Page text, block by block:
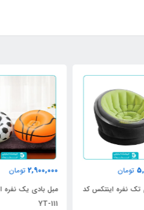
2,900,000
مبل بادی یک نفره اینتایم کد